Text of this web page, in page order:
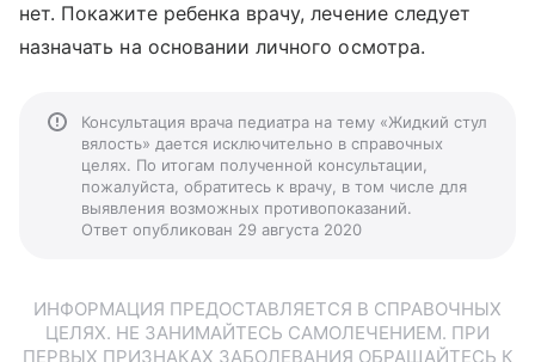
нет. Покажите ребенка врачу, лечение следует
назначать на основании личного осмотра.
Консультация врача педиатра на тему «Жидкий стул
вялость» дается исключительно в справочных
целях. По итогам полученной консультации,
пожалуйста, обратитесь к врачу, в том числе для
выявления возможных противопоказаний.
Ответ опубликован 29 августа 2020
ИНФОРМАЦИЯ ПРЕДОСТАВЛЯЕТСЯ В СПРАВОЧНЫХ
ЦЕЛЯХ. НЕ ЗАНИМАЙТЕСЬ САМОЛЕЧЕНИЕМ. ПРИ
ПЕРВЫХ ПРИЗНАКАХ ЗАБОЛЕВАНИЯ ОБРАЩАЙТЕСЬ К